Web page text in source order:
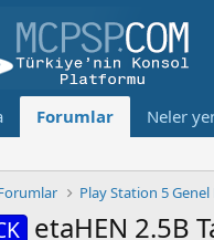
Forumlar Neler
Play Station 5
etaHEN 2.5B